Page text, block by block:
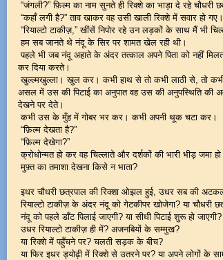
“जंगली?” फ़िल्म का नाम सुनते ही रिक्शे का भाड़ा दे रहे चौधरी
“कहाँ लगी है?” ताव खाकर वह उसी खाली रिक्शे में सवार हो गए।
“रियाल्टो टाकीज़,” खींसें निपोर रहे उन लड़कों के साथ मैं भी
हम सब जानते थे नंदू के सिर पर शामत खेल रही थी।
पहले भी जब नंदू अहाते के अंदर तत्काल अपने पिता को नहीं
कर दिया करते।
खुल्ल्मखुल्ला। खुल कर। कभी हाथ से तो कभी लाठी से, तो
असल में उस की पिटाई का अनुपात वह उस की अनुपस्थिति
देखने पर देते।
कभी उस के मुँह में गोबर भर कर। कभी अपनी थूक चटा कर।
“फ़िल्म देखता है?”
“फ़िल्म देखेगा?”
क्रोधोन्मत हो कर वह चिल्लाते और दर्शकों की भारी भीड़ जमा हो
मुफ़्त का तमाशा देखना किसे न भाता?
इधर चौधरी छत्रपाल की रिक्शा ओझल हुई, उधर सब की
रियाल्टो टाकीज़ के अंदर नंदू को गेटकीपर खोजेगा? या चौधरी
नंदू को पहले डाँट पिलाई जाएगी? या सीधी पिटाई शुरू हो जाएगी?
उधर रियाल्टो टाकीज़ ही में? अजनबियों के सम्मुख?
या रिक्शे में पहुँचने पर? चलती सड़क के बीच?
या फिर इधर ड्योढ़ी में रिक्शे से उतरने पर? या अपने लोगों के